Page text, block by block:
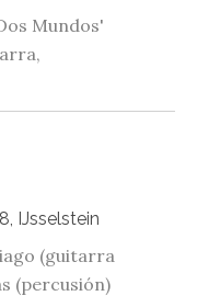
Mundos'
IJsselstein
(guitarra
(percusión)